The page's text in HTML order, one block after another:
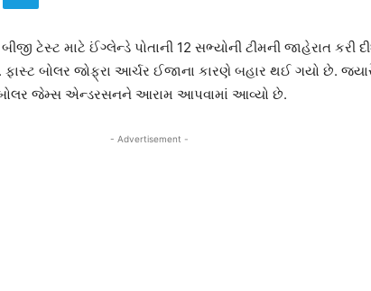
ટેસ્ટ માટે ઈંગ્લેન્ડે પોતાની 12 સભ્યોની ટીમની જાહેરાત કરી
ફાસ્ટ બોલર જોફ્રા આર્ચર ઈજાના કારણે બહાર થઈ ગયો છે.
જેમ્સ એન્ડરસનને આરામ આપવામાં આવ્યો છે.
- Advertisement -